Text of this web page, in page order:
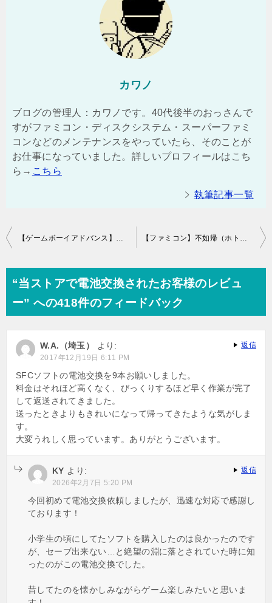
カワノ
ブログの管理人：カワノです。40代後半のおっさんで
すがファミコン・ディスクシステム・スーパーファミ
コンなどのメンテナンスをやっていたら、そのことが
お仕事になっていました。詳しいプロフィールはこち
ら→ こちら
執筆記事一覧
投
ゲ
シ
ョ
ン
“当ストアで電池交換されたお客様のレビュ
ー” への418件のフィードバック
W.A.（埼玉） より:
2017年12月19日 6:11 PM
SFCソフトの電池交換を9本お願いしました。
料金はそれほど高くなく、びっくりするほど早く作業が完了
して返送されてきました。
送ったときよりもきれいになって帰ってきたような気がしま
す。
大変うれしく思っています。ありがとうございます。
返信
KY より:
2026年2月7日 5:20 PM
今回初めて電池交換依頼しましたが、迅速な対応で感謝し
ております！
小学生の頃にしてたソフトを購入したのは良かったのです
が、セーブ出来ない…と絶望の淵に落とされていた時に知
ったのがこの電池交換でした。
昔してたのを懐かしみながらゲーム楽しみたいと思いま
返信